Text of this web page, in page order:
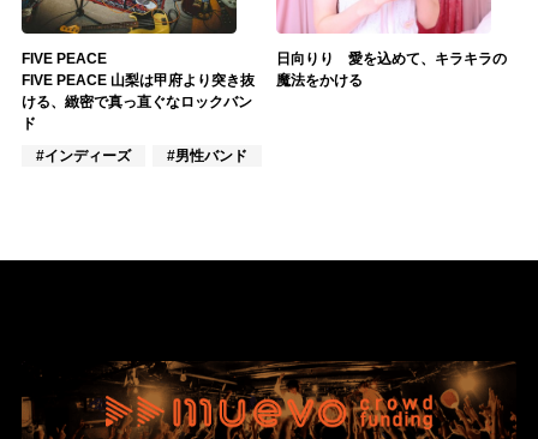
FIVE PEACE
FIVE PEACE 山梨は甲府より突き抜
ける、緻密で真っ直ぐなロックバン
ド
#インディーズ
#男性バンド
日向りり 愛を込めて、キラキラの
魔法をかける